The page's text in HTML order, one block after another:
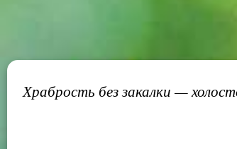
Храбрость без закалки —